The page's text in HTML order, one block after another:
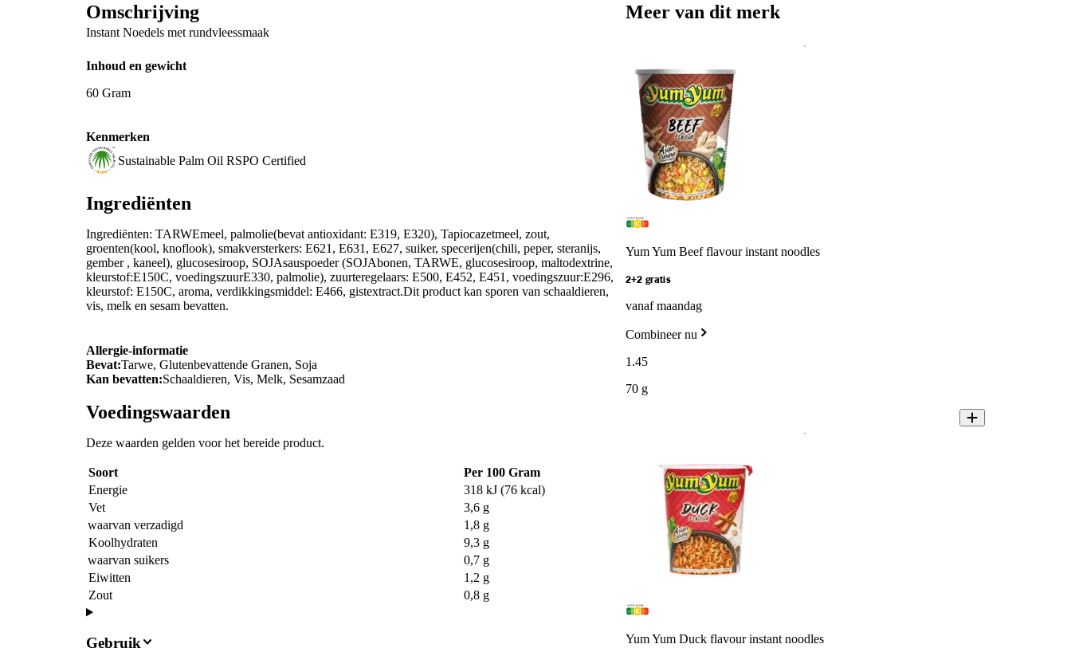
Omschrijving
Instant Noedels met rundvleessmaak
Inhoud en gewicht
60 Gram
Kenmerken
Sustainable Palm Oil RSPO Certified
Ingrediënten
Ingrediënten: TARWEmeel, palmolie(bevat antioxidant: E319, E320), Tapiocazetmeel, zout,
groenten(kool, knoflook), smakversterkers: E621, E631, E627, suiker, specerijen(chili, peper, steranijs,
gember , kaneel), glucosesiroop, SOJAsauspoeder (SOJAbonen, TARWE, glucosesiroop, maltodextrine,
kleurstof:E150C, voedingszuurE330, palmolie), zuurteregelaars: E500, E452, E451, voedingszuur:E296,
kleurstof: E150C, aroma, verdikkingsmiddel: E466, gistextract.Dit product kan sporen van schaaldieren,
vis, melk en sesam bevatten.
Allergie-informatie
Bevat:Tarwe, Glutenbevattende Granen, Soja
Kan bevatten:Schaaldieren, Vis, Melk, Sesamzaad
Voedingswaarden
Deze waarden gelden voor het bereide product.
Soort
Per 100 Gram
Energie
318 kJ (76 kcal)
Vet
3,6 g
waarvan verzadigd
1,8 g
Koolhydraten
9,3 g
waarvan suikers
0,7 g
Eiwitten
1,2 g
Zout
0,8 g
Gebruik
Meer van dit merk
Yum Yum Beef flavour instant noodles
2+2 gratis
vanaf maandag
Combineer nu
1 .45
70 g
Yum Yum Duck flavour instant noodles